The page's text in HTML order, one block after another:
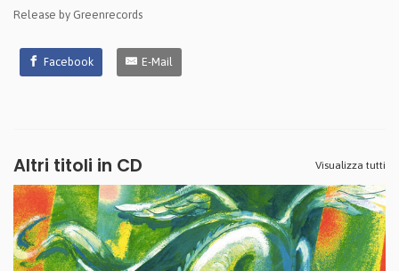
Release by Greenrecords
Facebook E-Mail
Altri titoli in CD Visualizza tutti